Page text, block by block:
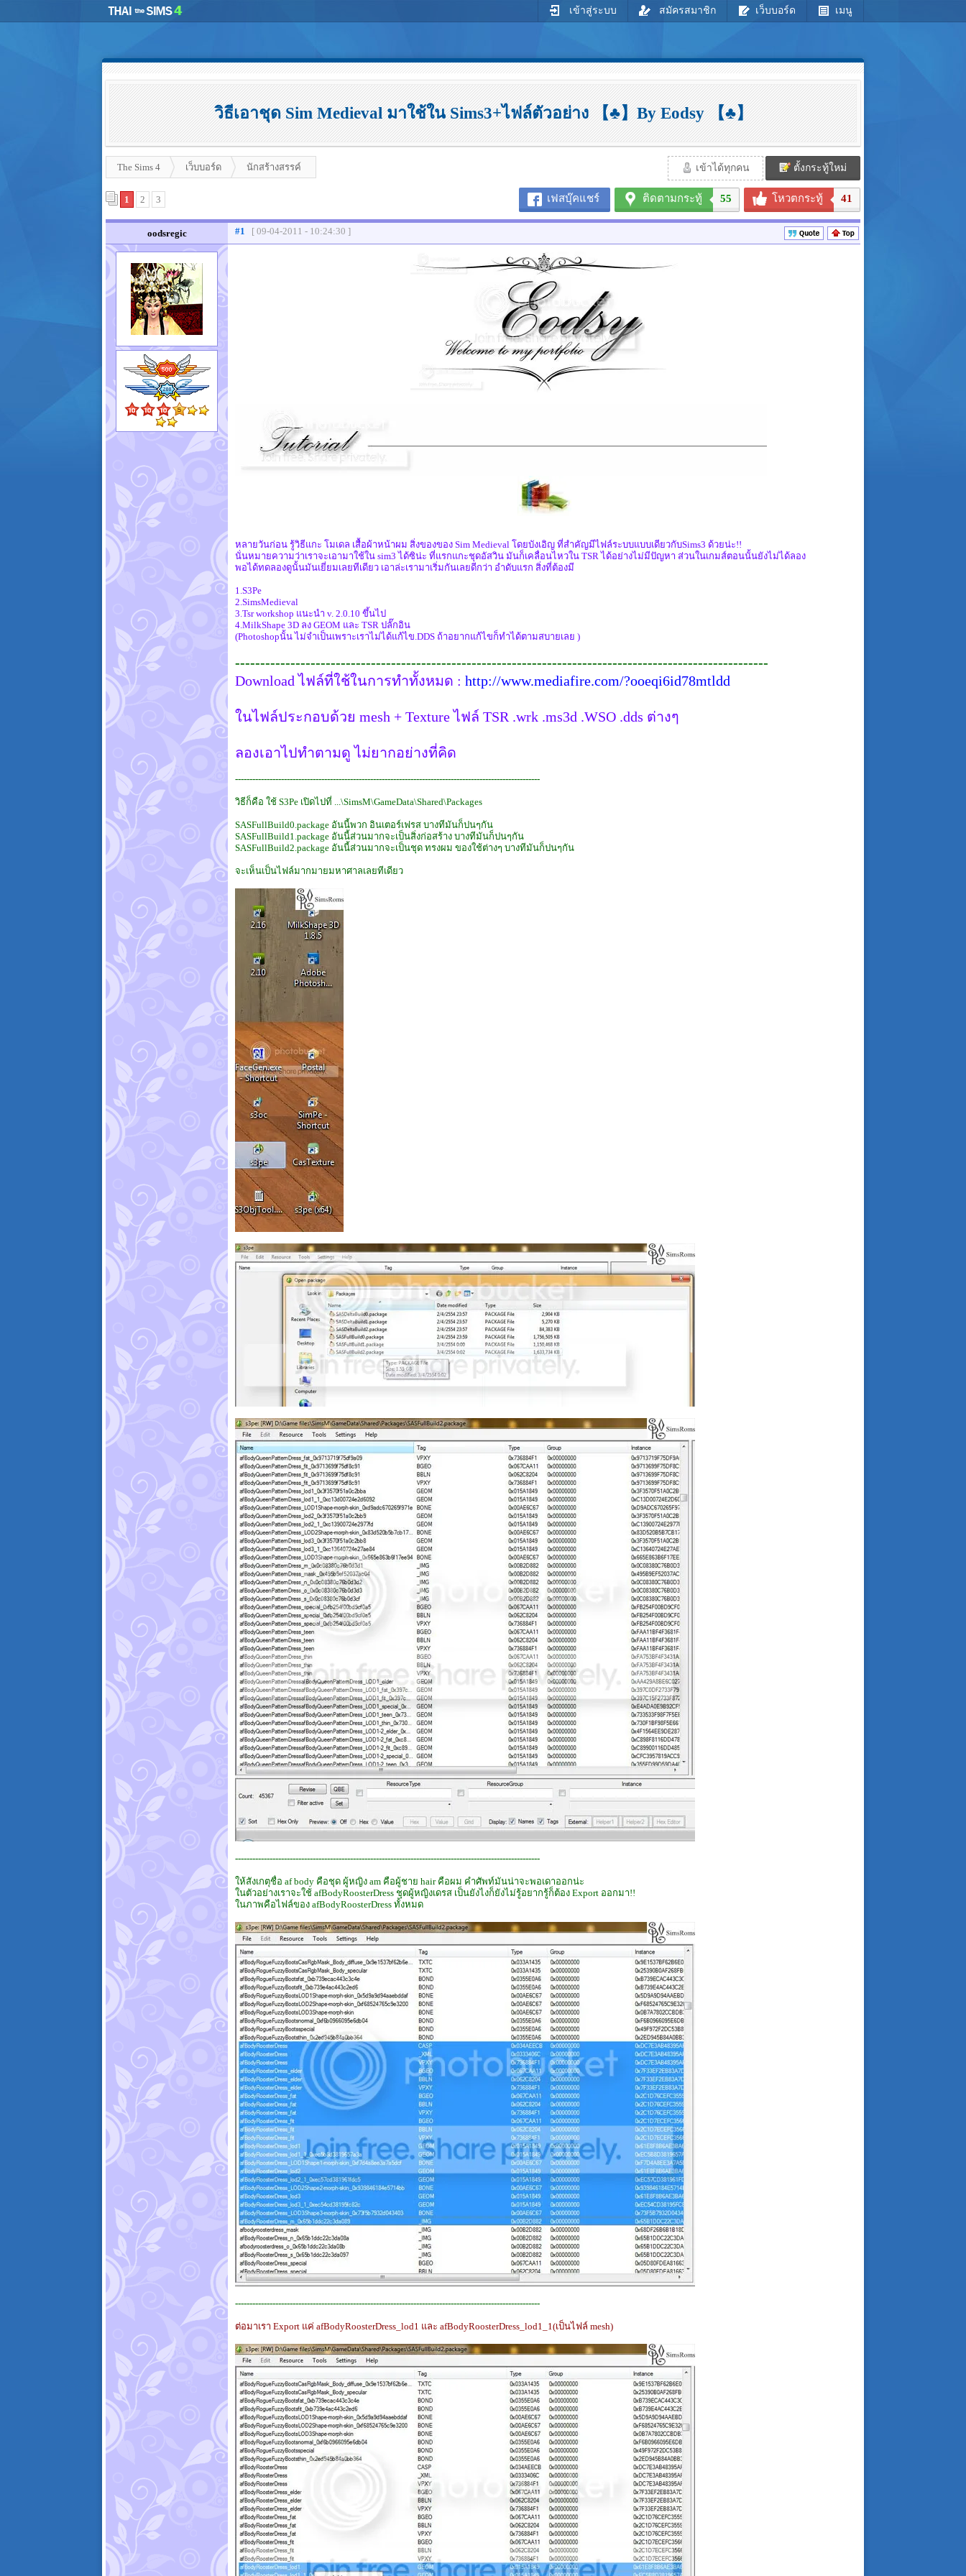
เข้าสู่ระบบ สมัครสมาชิก เว็บบอร์ด เมนู
วิธีเอาชุด Sim Medieval มาใช้ใน Sims3+ไฟล์ตัวอย่าง 【♣】By Eodsy 【♣】
The Sims 4 เว็บบอร์ด นักสร้างสรรค์ เข้าได้ทุกคน ตั้งกระทู้ใหม่
เฟสบุ๊คแชร์ ติดตามกระทู้ 55 โหวตกระทู้ 41
1 2 3
oodsregic #1 [ 09-04-2011 - 10:24:30 ]
หลายวันก่อน รู้วิธีแกะ โมเดล เสื้อผ้าหน้าผม สิ่งของของ Sim Medieval โดยบังเอิญ ที่สำคัญมีไฟล์ระบบแบบเดียวกับSims3 ด้วยน่ะ!!
นั่นหมายความว่าเราจะเอามาใช้ใน sim3 ได้ซิน่ะ ที่แรกแกะชุดอัสวิน มันก็เคลื่อนไหวใน TSR ได้อย่างไม่มีปัญหา ส่วนในเกมส์ตอนนั้นยังไม่ได้ลอง
พอได้ทดลองดูนั้นมันเยี่ยมเลยทีเดียว เอาล่ะเรามาเริ่มกันเลยดีกว่า อำดับแรก สิ่งที่ต้องมี
1.S3Pe
2.SimsMedieval
3.Tsr workshop แนะนำ v. 2.0.10 ขึ้นไป
4.MilkShape 3D ลง GEOM และ TSR ปลั๊กอิน
(Photoshopนั้น ไม่จำเป็นเพราะเราไม่ได้แก้ไข.DDS ถ้าอยากแก้ไขก็ทำได้ตามสบายเลย )
----------------------------------------------------------------------------------------------------------
Download ไฟล์ที่ใช้ในการทำทั้งหมด : http://www.mediafire.com/?ooeqi6id78mtldd
ในไฟล์ประกอบด้วย mesh + Texture ไฟล์ TSR .wrk .ms3d .WSO .dds ต่างๆ
ลองเอาไปทำตามดู ไม่ยากอย่างที่คิด
----------------------------------------------------------------------------------------------------------
วิธีก็คือ ใช้ S3Pe เปิดไปที่ ...\SimsM\GameData\Shared\Packages
SASFullBuild0.package อันนี้พวก อินเตอร์เฟรส บางทีมันก็ปนๆกัน
SASFullBuild1.package อันนี้ส่วนมากจะเป็นสิ่งก่อสร้าง บางทีมันก็ปนๆกัน
SASFullBuild2.package อันนี้ส่วนมากจะเป็นชุด ทรงผม ของใช้ต่างๆ บางทีมันก็ปนๆกัน
จะเห็นเป็นไฟล์มากมายมหาศาลเลยทีเดียว
----------------------------------------------------------------------------------------------------------
ให้สังเกตุชื่อ af body คือชุด ผู้หญิง am คือผู้ชาย hair คือผม คำศัพท์มันน่าจะพอเดาออกน่ะ
ในตัวอย่างเราจะใช้ afBodyRoosterDress ชุดผู้หญิงเดรส เป็นยังไงก็ยังไม่รู้อยากรู้ก็ต้อง Export ออกมา!!
ในภาพคือไฟล์ของ afBodyRoosterDress ทั้งหมด
----------------------------------------------------------------------------------------------------------
ต่อมาเรา Export แค่ afBodyRoosterDress_lod1 และ afBodyRoosterDress_lod1_1(เป็นไฟล์ mesh)